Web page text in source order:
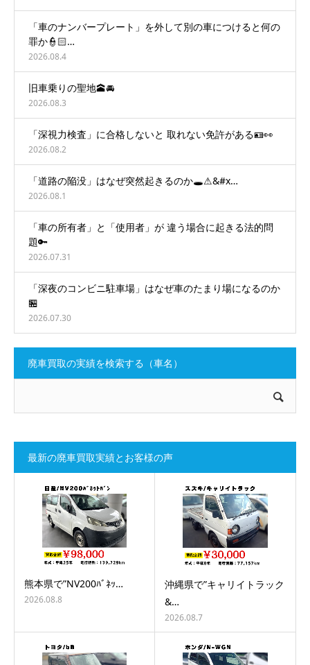
「車のナンバープレート」を外して別の車につけると何の
罪か👮🏻…
2026.08.4
旧車乗りの聖地🕋🚘
2026.08.3
「深視力検査」に合格しないと 取れない免許がある🪪👀
2026.08.2
「道路の陥没」はなぜ突然起きるのか🕳️⚠&#x…
2026.08.1
「車の所有者」と「使用者」が 違う場合に起きる法的問
題🔑
2026.07.31
「深夜のコンビニ駐車場」はなぜ車のたまり場になるのか
🏪
2026.07.30
廃車買取の実績を検索する（車名）
最新の廃車買取実績とお客様の声
熊本県で”NV200ﾊﾞﾈｯ…
2026.08.8
沖縄県で”キャリイトラック
&…
2026.08.7